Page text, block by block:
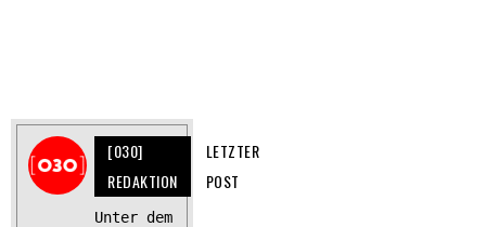
[030]
REDAKTION
LETZTER
POST
Unter dem